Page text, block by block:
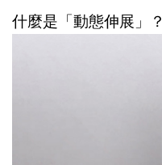
什麼是「動態伸展」？